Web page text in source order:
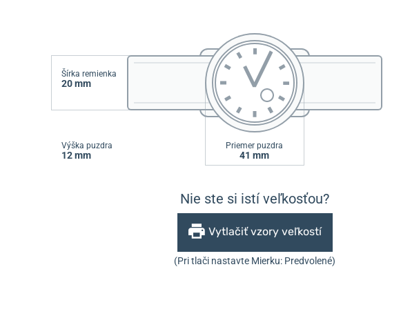
Šírka remienka
20 mm
Výška puzdra
12 mm
Priemer puzdra
41 mm
Nie ste si istí veľkosťou?
Vytlačiť vzory veľkostí
(Pri tlači nastavte Mierku: Predvolené)